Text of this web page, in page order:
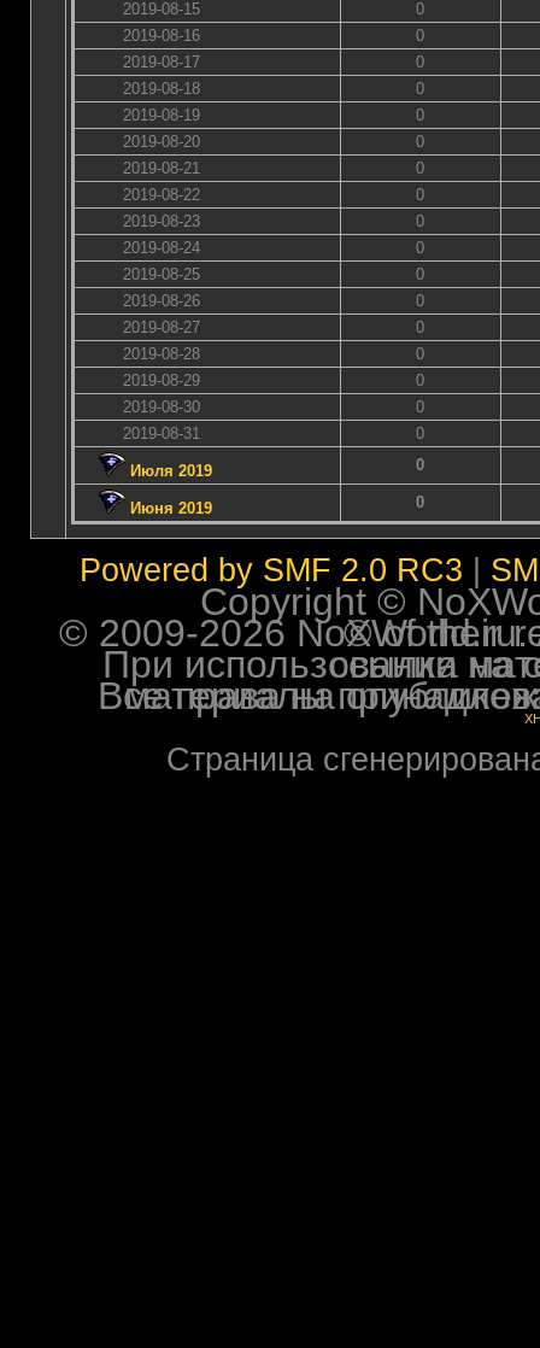
2019-08-15
0
2019-08-16
0
2019-08-17
0
2019-08-18
0
2019-08-19
0
2019-08-20
0
2019-08-21
0
2019-08-22
0
2019-08-23
0
2019-08-24
0
2019-08-25
0
2019-08-26
0
2019-08-27
0
2019-08-28
0
2019-08-29
0
2019-08-30
0
2019-08-31
0
Июля 2019 0
Июня 2019 0
Powered by SMF 2.0 RC3
Copyright ©
© 2009-2026 NoXWorld.ru. All
При использовании
Все права на опубликованные на форуме
Страница